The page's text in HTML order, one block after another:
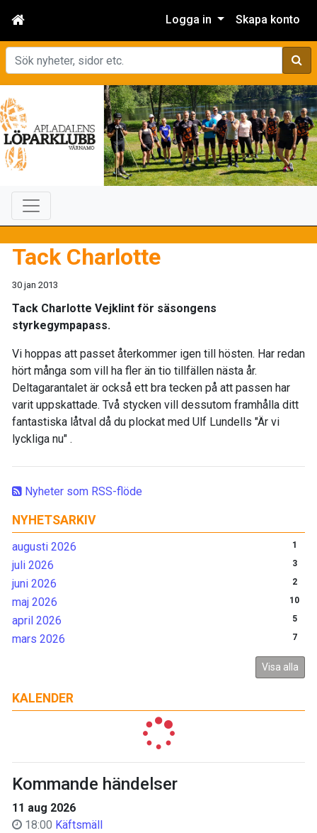
Logga in Skapa konto
Sök
Nyheter som RSS-flöde
NYHETSARKIV
augusti 2026 1
juli 2026 3
juni 2026 2
maj 2026 10
april 2026 5
mars 2026 7
Visa alla
Tack Charlotte
30 jan 2013
Tack Charlotte Vejklint för säsongens
styrkegympapass.
Vi hoppas att passet återkommer igen till hösten. Har redan
hört många som vill ha fler än tio tillfällen nästa år.
Deltagarantalet är också ett bra tecken på att passen har
varit uppskattade. Två stycken vill dessutom framhålla ditt
fantastiska låtval då du plockat med Ulf Lundells "Är vi
lyckliga nu" .
KALENDER
Kommande händelser
11 aug 2026
18:00 Käftsmäll